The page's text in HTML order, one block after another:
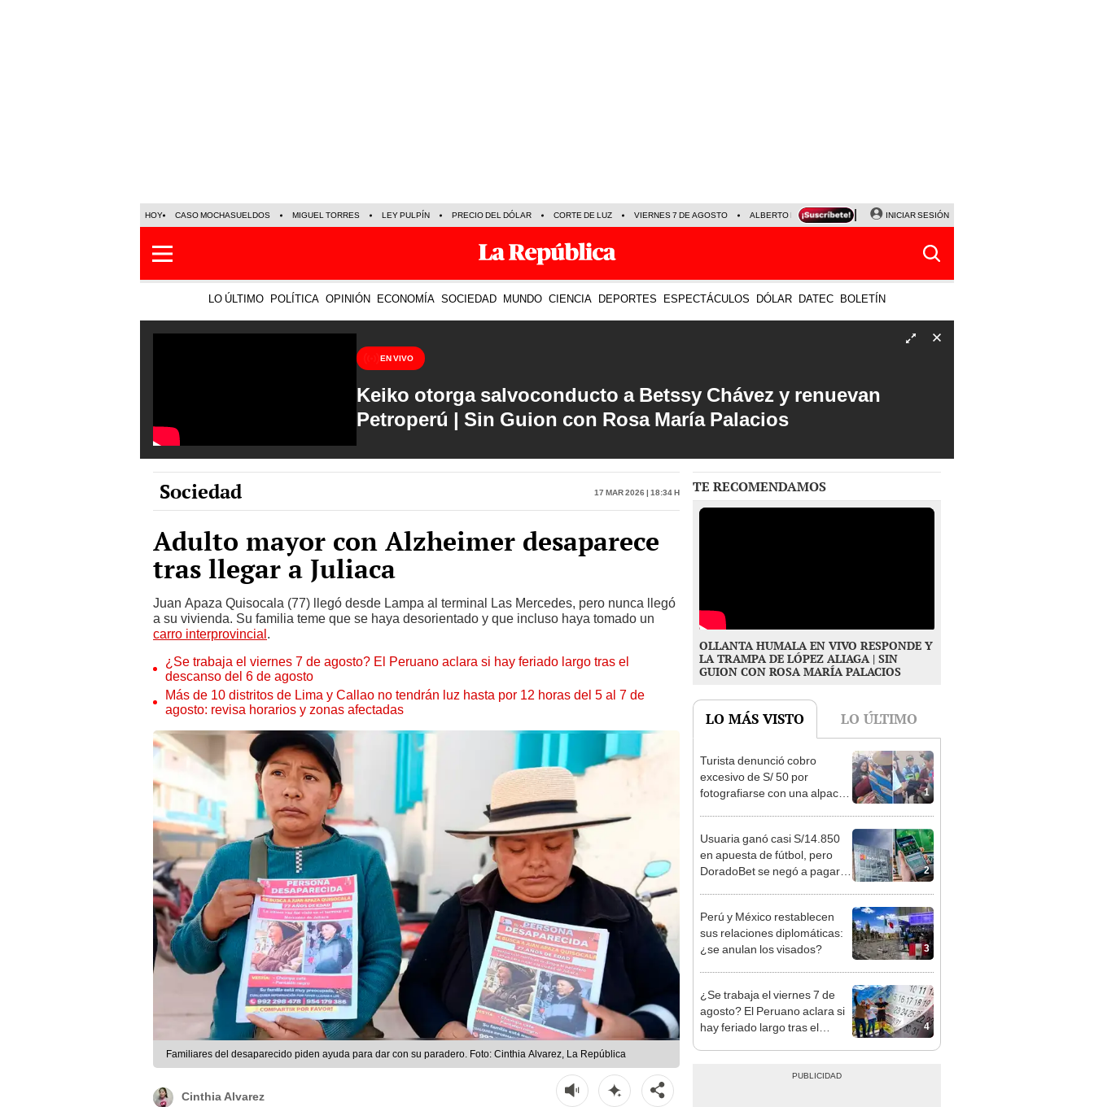
HOY CASO MOCHASUELDOS MIGUEL TORRES LEY PULPÍN PRECIO DEL DÓLAR CORTE DE LUZ VIERNES 7 DE AGOSTO ALBERTO BENAVIDES NALDY SALDAÑA
INICIAR SESIÓN
LO ÚLTIMO POLÍTICA OPINIÓN ECONOMÍA SOCIEDAD MUNDO CIENCIA DEPORTES ESPECTÁCULOS DÓLAR DATEC BOLETÍN
EN VIVO
Keiko otorga salvoconducto a Betssy Chávez y renuevan
Petroperú | Sin Guion con Rosa María Palacios
Sociedad 17 Mar 2026 | 18:34 h
Adulto mayor con Alzheimer desaparece
tras llegar a Juliaca
Juan Apaza Quisocala (77) llegó desde Lampa al terminal Las Mercedes, pero nunca llegó
a su vivienda. Su familia teme que se haya desorientado y que incluso haya tomado un
carro interprovincial.
¿Se trabaja el viernes 7 de agosto? El Peruano aclara si hay feriado largo tras el
descanso del 6 de agosto
Más de 10 distritos de Lima y Callao no tendrán luz hasta por 12 horas del 5 al 7 de
agosto: revisa horarios y zonas afectadas
Familiares del desaparecido piden ayuda para dar con su paradero. Foto: Cinthia Alvarez, La República
Cinthia Alvarez
TE RECOMENDAMOS
OLLANTA HUMALA EN VIVO RESPONDE Y
LA TRAMPA DE LÓPEZ ALIAGA | SIN
GUION CON ROSA MARÍA PALACIOS
LO MÁS VISTO LO ÚLTIMO
1
Turista denunció cobro
excesivo de S/ 50 por
fotografiarse con una alpaca
2
Usuaria ganó casi S/14.850
en apuesta de fútbol, pero
DoradoBet se negó a pagar:
3
Perú y México restablecen
sus relaciones diplomáticas:
¿se anulan los visados?
4
¿Se trabaja el viernes 7 de
agosto? El Peruano aclara si
hay feriado largo tras el